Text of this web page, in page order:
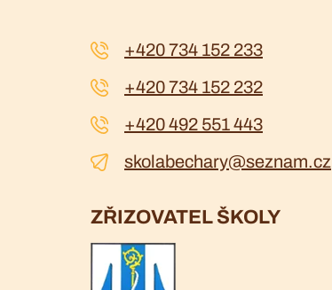
+420 734 152 233
+420 734 152 232
+420 492 551 443
skolabechary@seznam.cz
ZŘIZOVATEL ŠKOLY